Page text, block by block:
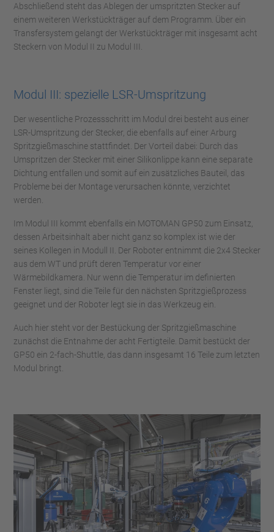
Abschließend steht das Ablegen der umspritzten Stecker auf
einem weiteren Werkstückträger auf dem Programm. Über ein
Transfersystem gelangt der Werkstückträger mit insgesamt acht
Steckern von Modul II zu Modul III.
Modul III: spezielle LSR-Umspritzung
Der wesentliche Prozessschritt im Modul drei besteht aus einer
LSR-Umspritzung der Stecker, die ebenfalls auf einer Arburg
Spritzgießmaschine stattfindet. Der Vorteil dabei: Durch das
Umspritzen der Stecker mit einer Silikonlippe kann eine separate
Dichtung entfallen und somit auf ein zusätzliches Bauteil, das
Probleme bei der Montage verursachen könnte, verzichtet
werden.
Im Modul III kommt ebenfalls ein MOTOMAN GP50 zum Einsatz,
dessen Arbeitsinhalt aber nicht ganz so komplex ist wie der
seines Kollegen in Modull II. Der Roboter entnimmt die 2x4 Stecker
aus dem WT und prüft deren Temperatur vor einer
Wärmebildkamera. Nur wenn die Temperatur im definierten
Fenster liegt, sind die Teile für den nächsten Spritzgießprozess
geeignet und der Roboter legt sie in das Werkzeug ein.
Auch hier steht vor der Bestückung der Spritzgießmaschine
zunächst die Entnahme der acht Fertigteile. Damit bestückt der
GP50 ein 2-fach-Shuttle, das dann insgesamt 16 Teile zum letzten
Modul bringt.